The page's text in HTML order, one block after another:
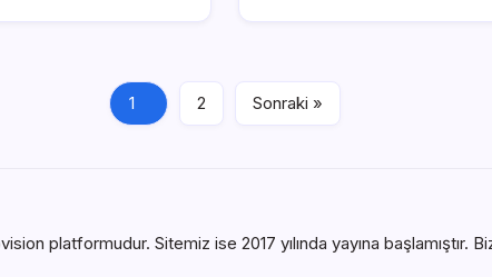
1 2 Sonraki »
platformudur. Sitemiz ise 2017 yılında yayına